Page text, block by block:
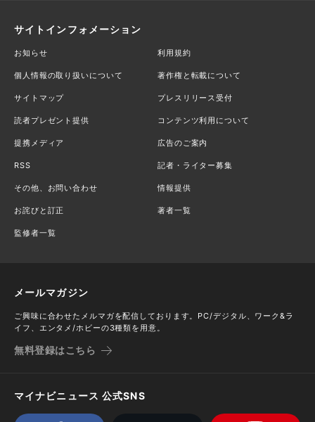
サイトインフォメーション
お知らせ 利用規約
個人情報の取り扱いについて 著作権と転載について
サイトマップ プレスリリース受付
読者プレゼント提供 コンテンツ利用について
提携メディア 広告のご案内
RSS 記者・ライター募集
その他、お問い合わせ 情報提供
お詫びと訂正 著者一覧
監修者一覧
メールマガジン
ご興味に合わせたメルマガを配信しております。PC/デジタル、ワーク&ラ
イフ、エンタメ/ホビーの3種類を用意。
無料登録はこちら
マイナビニュース 公式SNS